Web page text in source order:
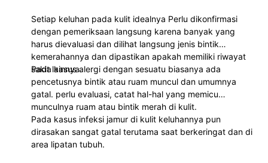
Setiap keluhan pada kulit idealnya Perlu dikonfirmasi
dengan pemeriksaan langsung karena banyak yang
harus dievaluasi dan dilihat langsung jenis bintik
kemerahannya dan dipastikan apakah memiliki riwayat
sakit lainnya.
Pada kasus alergi dengan sesuatu biasanya ada
pencetusnya bintik atau ruam muncul dan umumnya
gatal. perlu evaluasi, catat hal-hal yang memicu
munculnya ruam atau bintik merah di kulit.
Pada kasus infeksi jamur di kulit keluhannya pun
dirasakan sangat gatal terutama saat berkeringat dan di
area lipatan tubuh.